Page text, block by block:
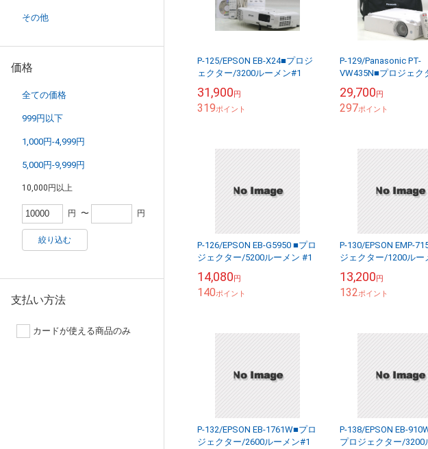
その他
価格
全ての価格
999円以下
1,000円-4,999円
5,000円-9,999円
10,000円以上
円 〜 円
絞り込む
支払い方法
カードが使える商品のみ
P-125/EPSON EB-X24■プロジ
ェクター/3200ルーメン#1
31,900円
319ポイント
P-129/Panasonic PT-
VW435N■プロジェク
29,700円
297ポイント
P-126/EPSON EB-G5950 ■プロ
ジェクター/5200ルーメン #1
14,080円
140ポイント
P-130/EPSON EMP-
ジェクター/1200ルー
13,200円
132ポイント
P-132/EPSON EB-1761W■プロ
ジェクター/2600ルーメン#1
P-138/EPSON EB-
プロジェクター/3200